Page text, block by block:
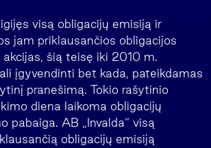
visą obligacijų emisiją ir
jam priklausančios obligacijos
šią teisę iki 2010 m.
įgyvendinti bet kada, pateikdamas
pranešimą. Tokio rašytinio
diena laikoma obligacijų
pabaiga. AB „Invalda“ visą
obligacijų emisiją